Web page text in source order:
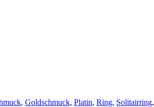
, Goldschmuck, Platin, Ring, Solitairring,